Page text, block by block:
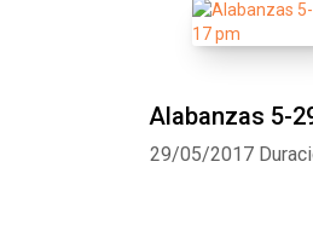
Alabanzas 5-
29/05/2017